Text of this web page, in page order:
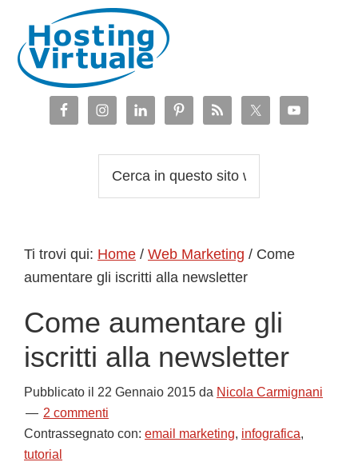
navigazione
primaria
contenuto
principale
barra
laterale
piè
web
Ti trovi qui: Home / Web Marketing / Come
aumentare gli iscritti alla newsletter
Come aumentare gli
iscritti alla newsletter
Pubblicato il 22 Gennaio 2015 da Nicola Carmignani
2 commenti
Contrassegnato con: email marketing, infografica,
tutorial